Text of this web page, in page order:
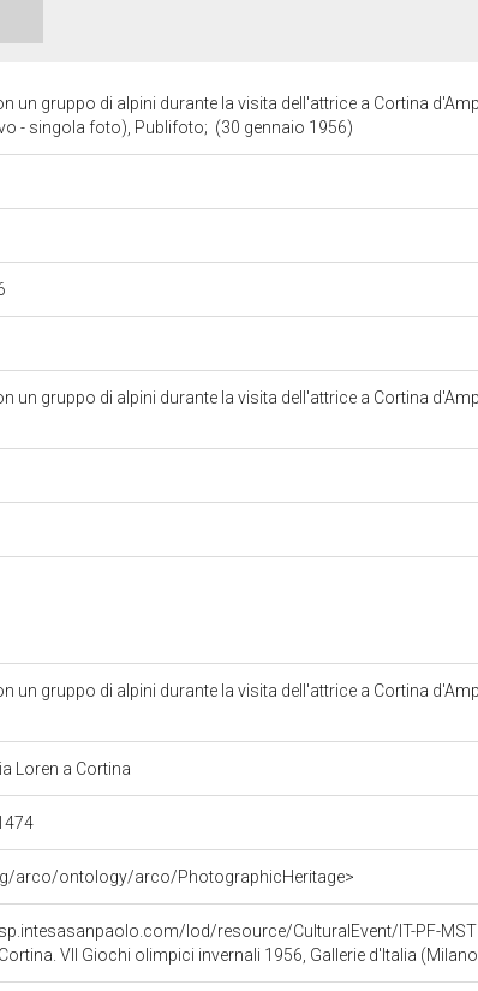
un gruppo di alpini durante la visita dell'attrice a Cortina
- singola foto), Publifoto; (30 gennaio 1956)
un gruppo di alpini durante la visita dell'attrice a Cortina
un gruppo di alpini durante la visita dell'attrice a Cortina
Loren a Cortina
arco/ontology/arco/PhotographicHeritage>
lod/resource/CulturalEvent/IT-PF-
Cortina. VII Giochi olimpici invernali 1956, Gallerie d'Italia